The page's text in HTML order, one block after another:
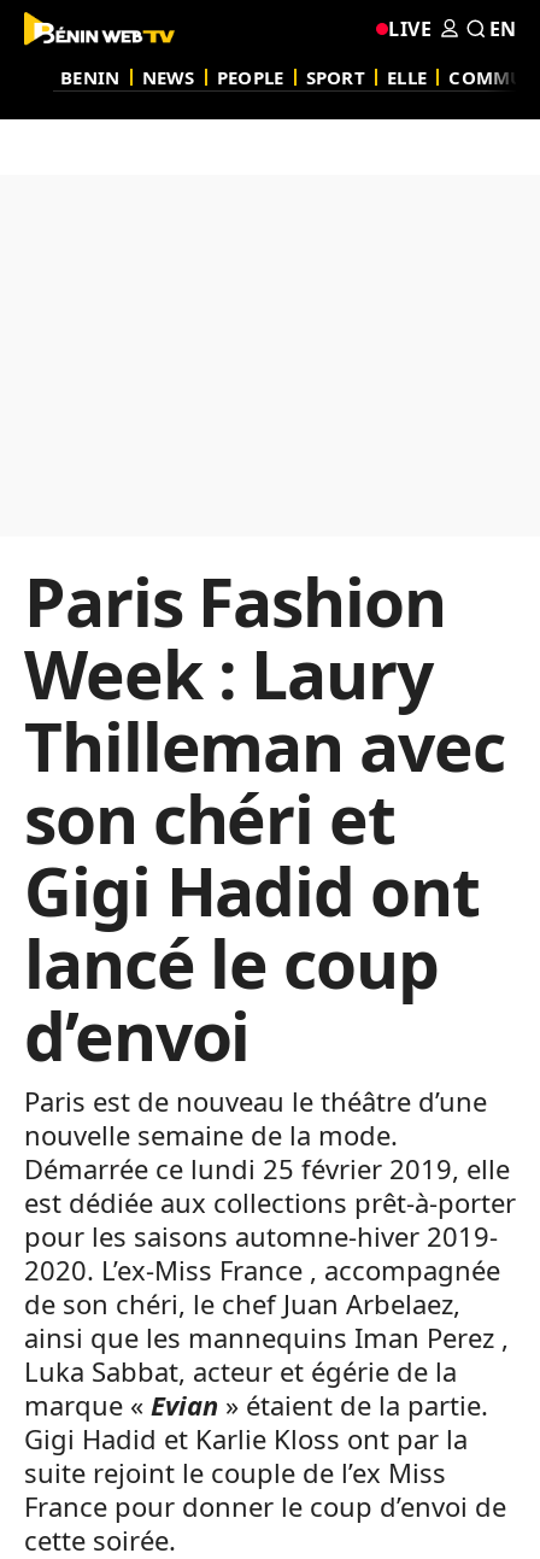
BENIN NEWS PEOPLE SPORT ELLE
LIVE EN
Paris Fashion
Week : Laury
Thilleman avec
son chéri et
Gigi Hadid ont
lancé le coup
d’envoi
Paris est de nouveau le théâtre d’une
nouvelle semaine de la mode.
Démarrée ce lundi 25 février 2019, elle
est dédiée aux collections prêt-à-porter
pour les saisons automne-hiver 2019-
2020. L’ex-Miss France , accompagnée
de son chéri, le chef Juan Arbelaez,
ainsi que les mannequins Iman Perez ,
Luka Sabbat, acteur et égérie de la
marque « Evian » étaient de la partie.
Gigi Hadid et Karlie Kloss ont par la
suite rejoint le couple de l’ex Miss
France pour donner le coup d’envoi de
cette soirée.